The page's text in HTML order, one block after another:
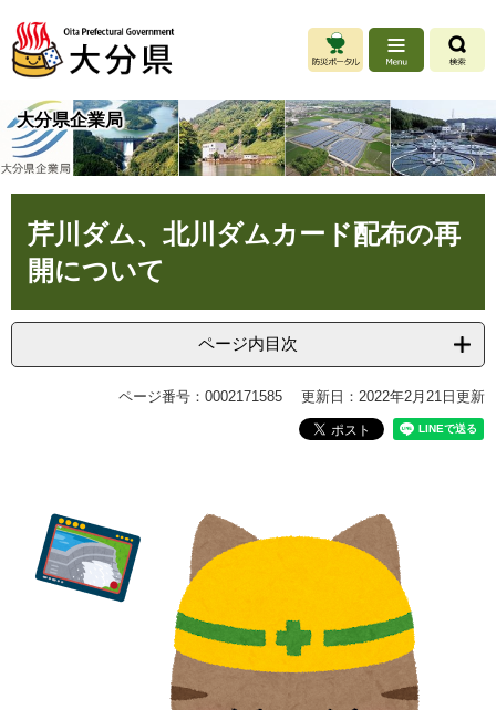
ジ
頭
で
す
。
ュ
飛
ば
し
て
大分県企業局
芹川ダム、北川ダムカード配布の再
開について
ページ内目次
ページ番号：0002171585 更新日：2022年2月21日更新